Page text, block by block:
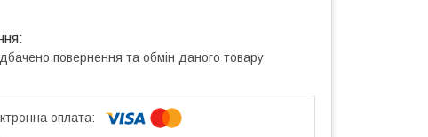
повернення та обмін даного товару